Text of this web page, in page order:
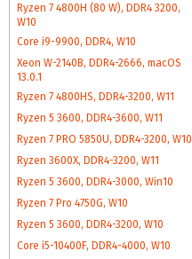
Ryzen 7 4800H (80 W), DDR4 3200,
W10
Core i9-9900, DDR4, W10
Xeon W-2140B, DDR4-2666, macOS
13.0.1
Ryzen 7 4800HS, DDR4-3200, W11
Ryzen 5 3600, DDR4-3600, W11
Ryzen 7 PRO 5850U, DDR4-3200, W10
Ryzen 3600X, DDR4-3200, W11
Ryzen 5 3600, DDR4-3000, Win10
Ryzen 7 Pro 4750G, W10
Ryzen 5 3600, DDR4-3200, W10
Core i5-10400F, DDR4-4000, W10